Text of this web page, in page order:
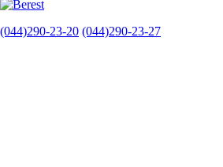
(044)290-23-20 (044)290-23-27